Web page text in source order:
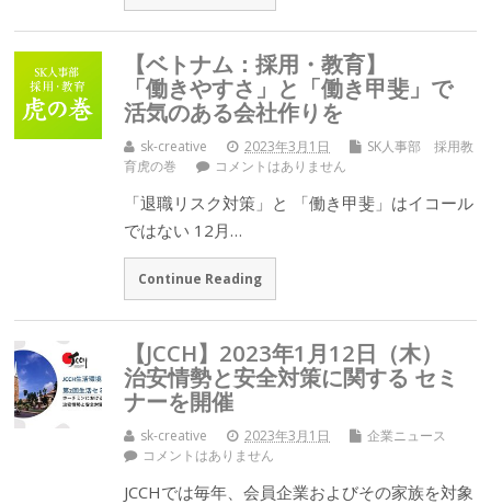
【ベトナム：採用・教育】
「働きやすさ」と「働き甲斐」で
活気のある会社作りを
sk-creative 2023年3月1日
SK人事部 採用教
育虎の巻
コメントはありません
「退職リスク対策」と 「働き甲斐」はイコール
ではない 12月…
Continue Reading
【JCCH】2023年1月12日（木）
治安情勢と安全対策に関する セミ
ナーを開催
sk-creative 2023年3月1日
企業ニュース
コメントはありません
JCCHでは毎年、会員企業およびその家族を対象